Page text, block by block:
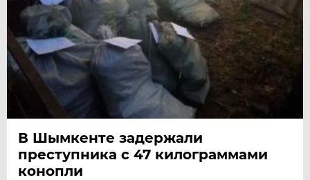
В Шымкенте задержали
преступника с 47 килограммами
конопли